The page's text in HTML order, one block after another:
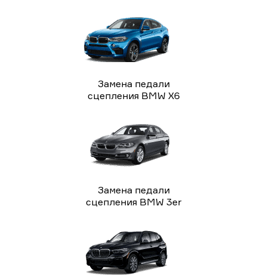
Замена педали
сцепления BMW X6
Замена педали
сцепления BMW 3er